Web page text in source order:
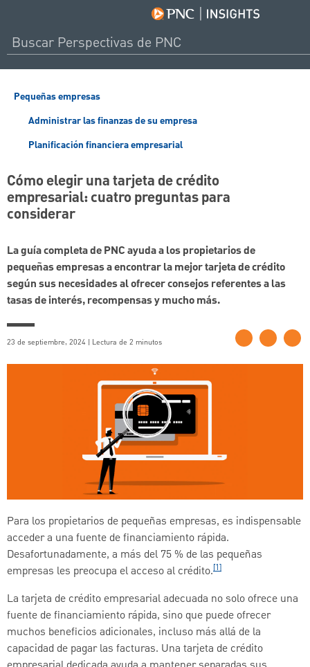
Pequeñas empresas
Administrar las finanzas de su empresa
Planificación financiera empresarial
Cómo elegir una tarjeta de crédito
empresarial: cuatro preguntas para
considerar
La guía completa de PNC ayuda a los propietarios de
pequeñas empresas a encontrar la mejor tarjeta de crédito
según sus necesidades al ofrecer consejos referentes a las
tasas de interés, recompensas y mucho más.
23 de septiembre, 2024 | Lectura de 2 minutos
Para los propietarios de pequeñas empresas, es indispensable
acceder a una fuente de financiamiento rápida.
Desafortunadamente, a más del 75 % de las pequeñas
empresas les preocupa el acceso al crédito.[1]
La tarjeta de crédito empresarial adecuada no solo ofrece una
fuente de financiamiento rápida, sino que puede ofrecer
muchos beneficios adicionales, incluso más allá de la
capacidad de pagar las facturas. Una tarjeta de crédito